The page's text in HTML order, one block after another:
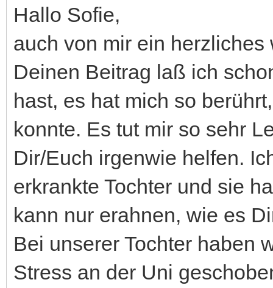
Hallo Sofie,
auch von mir ein
Deinen Beitrag laß ich
hast, es hat mich so
konnte. Es tut mir so sehr
Dir/Euch irgenwie helfen.
erkrankte Tochter und sie
kann nur erahnen, wie es
Bei unserer Tochter haben
Stress an der Uni